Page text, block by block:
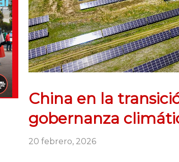
China en la
gobernanza
20 febrero, 2026